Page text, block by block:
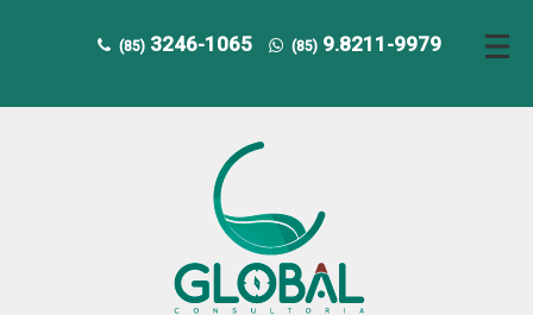
(85) 3246-1065 (85)9.8211-9979